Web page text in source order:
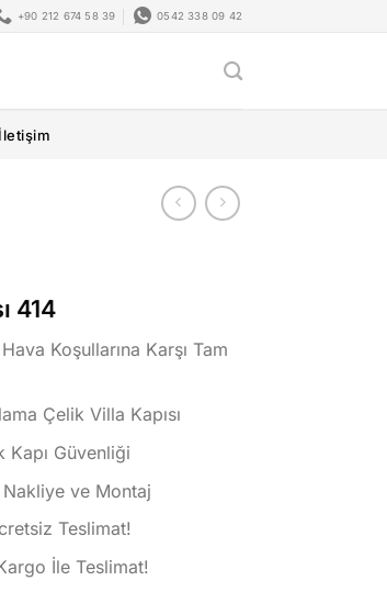
+90 212 674 58 39 0542 338 09 42
İletişim
414
Koşullarına Karşı Tam
Çelik Villa Kapısı
Kapı Güvenliği
ve Montaj
Teslimat!
İle Teslimat!